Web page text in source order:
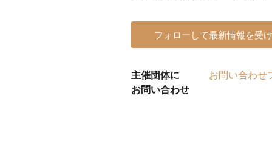
フォローして最新情報を受
主催団体に
お問い合わせ
お問い合わせ